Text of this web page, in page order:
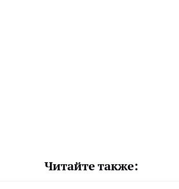
Читайте также: